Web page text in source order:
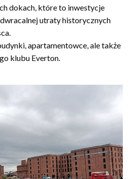
dokach, które to inwestycje
utraty historycznych
apartamentowce, ale także
klubu Everton.